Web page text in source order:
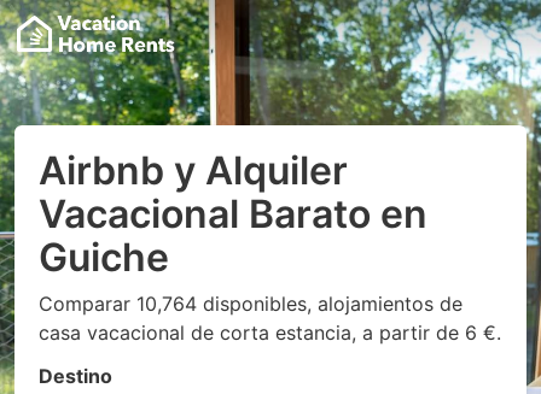
Airbnb y Alquiler
Vacacional Barato en
Guiche
Comparar 10,764 disponibles, alojamientos de
casa vacacional de corta estancia, a partir de 6 €.
Destino